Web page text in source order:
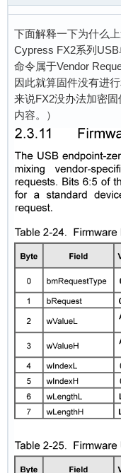
下面解释一下为什么
Cypress FX2系列
命令属于Vendor
因此就算固件没有进
来说FX2没办法加密
内容。）